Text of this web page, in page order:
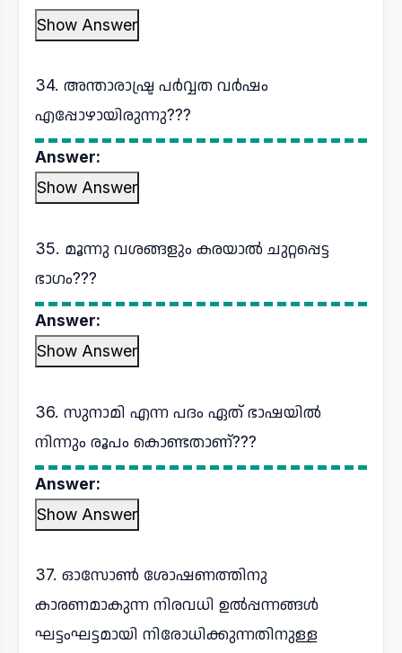
Show Answer
34. അന്താരാഷ്ട്ര പർവ്വത വർഷം
എപ്പോഴായിരുന്നു???
Answer:
Show Answer
35. മൂന്നു വശങ്ങളും കരയാൽ ചുറ്റപ്പെട്ട
ഭാഗം???
Answer:
Show Answer
36. സുനാമി എന്ന പദം ഏത് ഭാഷയിൽ
നിന്നും രൂപം കൊണ്ടതാണ്???
Answer:
Show Answer
37. ഓസോൺ ശോഷണത്തിനു
കാരണമാകുന്ന നിരവധി ഉൽപ്പന്നങ്ങൾ
ഘട്ടംഘട്ടമായി നിരോധിക്കുന്നതിനുള്ള